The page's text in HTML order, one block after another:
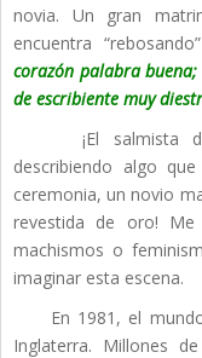
novia. Un gran
encuentra
corazón palabra
de escribiente muy
¡El salmista
describiendo algo
ceremonia, un novio
revestida de oro!
machismos o
imaginar esta escena.
En 1981, el mundo
Inglaterra. Millones